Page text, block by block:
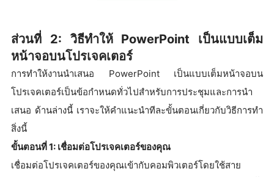
ส่วนที่ 2: วิธีทำให้ PowerPoint เป็นแบบเต็ม
หน้าจอบนโปรเจคเตอร์
การทำให้งานนำเสนอ PowerPoint เป็นแบบเต็มหน้าจอบน
โปรเจคเตอร์เป็นข้อกำหนดทั่วไปสำหรับการประชุมและการนำ
เสนอ ด้านล่างนี้ เราจะให้คำแนะนำทีละขั้นตอนเกี่ยวกับวิธีการทำ
สิ่งนี้
ขั้นตอนที่ 1: เชื่อมต่อโปรเจคเตอร์ของคุณ
เชื่อมต่อโปรเจคเตอร์ของคุณเข้ากับคอมพิวเตอร์โดยใช้สาย